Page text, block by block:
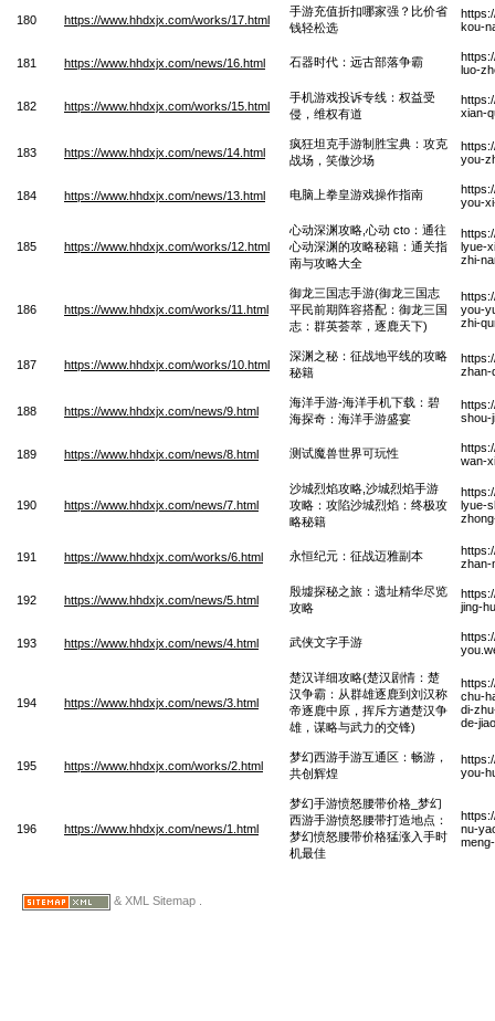
180 https://www.hhdxjx.com/works/17.html
手游充值折扣哪家强？比价省
钱轻松选
kou-
181 https://www.hhdxjx.com/news/16.html 石器时代：远古部落争霸
luo-
182 https://www.hhdxjx.com/works/15.html
手机游戏投诉专线：权益受
侵，维权有道
xian-
183 https://www.hhdxjx.com/news/14.html
疯狂坦克手游制胜宝典：攻克
战场，笑傲沙场
you-
184 https://www.hhdxjx.com/news/13.html 电脑上拳皇游戏操作指南
you-
185 https://www.hhdxjx.com/works/12.html
心动深渊攻略,心动 cto：通往
心动深渊的攻略秘籍：通关指
南与攻略大全
lyue-
zhi-
186 https://www.hhdxjx.com/works/11.html
御龙三国志手游(御龙三国志
平民前期阵容搭配：御龙三国
志：群英荟萃，逐鹿天下)
you-
zhi-
187 https://www.hhdxjx.com/works/10.html
深渊之秘：征战地平线的攻略
秘籍
zhan-
188 https://www.hhdxjx.com/news/9.html
海洋手游-海洋手机下载：碧
海探奇：海洋手游盛宴
shou-
189 https://www.hhdxjx.com/news/8.html 测试魔兽世界可玩性
wan-
190 https://www.hhdxjx.com/news/7.html
沙城烈焰攻略,沙城烈焰手游
攻略：攻陷沙城烈焰：终极攻
略秘籍
lyue-
191 https://www.hhdxjx.com/works/6.html 永恒纪元：征战迈雅副本
zhan-
192 https://www.hhdxjx.com/news/5.html
殷墟探秘之旅：遗址精华尽览
攻略
jing-
193 https://www.hhdxjx.com/news/4.html 武侠文字手游
194 https://www.hhdxjx.com/news/3.html
楚汉详细攻略(楚汉剧情：楚
汉争霸：从群雄逐鹿到刘汉称
帝逐鹿中原，挥斥方遒楚汉争
雄，谋略与武力的交锋)
chu-
di-
de-
195 https://www.hhdxjx.com/works/2.html
梦幻西游手游互通区：畅游，
共创辉煌
you-
196 https://www.hhdxjx.com/news/1.html
梦幻手游愤怒腰带价格_梦幻
西游手游愤怒腰带打造地点：
梦幻愤怒腰带价格猛涨入手时
机最佳
nu-
& XML Sitemap .